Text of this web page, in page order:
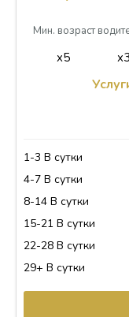
Мин. возраст
x5 x3
1-3 В сутки
4-7 В сутки
8-14 В сутки
15-21 В сутки
22-28 В сутки
29+ В сутки